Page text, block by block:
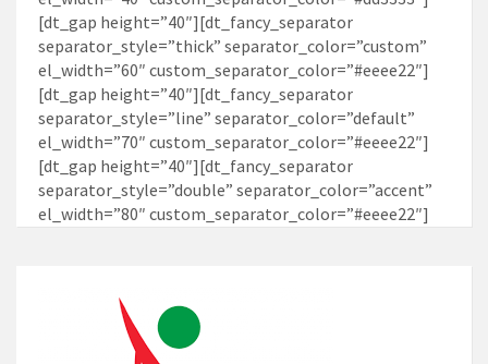
[dt_gap height=”40″][dt_fancy_separator
separator_style=”thick” separator_color=”custom”
el_width=”60″ custom_separator_color=”#eeee22″]
[dt_gap height=”40″][dt_fancy_separator
separator_style=”line” separator_color=”default”
el_width=”70″ custom_separator_color=”#eeee22″]
[dt_gap height=”40″][dt_fancy_separator
separator_style=”double” separator_color=”accent”
el_width=”80″ custom_separator_color=”#eeee22″]